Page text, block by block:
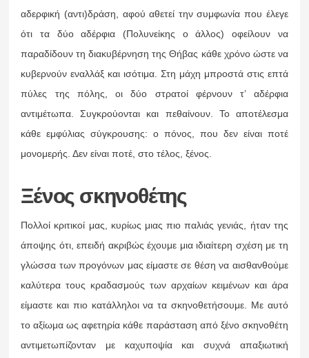
αδερφική (αντι)δράση, αφού αθετεί την συμφωνία που έλεγε
ότι τα δύο αδέρφια (Πολυνείκης ο άλλος) οφείλουν να
παραδίδουν τη διακυβέρνηση της Θήβας κάθε χρόνο ώστε να
κυβερνούν εναλλάξ και ισότιμα. Στη μάχη μπροστά στις επτά
πύλες της πόλης, οι δύο στρατοί φέρνουν τ’ αδέρφια
αντιμέτωπα. Συγκρούονται και πεθαίνουν. Το αποτέλεσμα
κάθε εμφύλιας σύγκρουσης: ο πόνος, που δεν είναι ποτέ
μονομερής. Δεν είναι ποτέ, στο τέλος, ξένος.
Ξένος σκηνοθέτης
Πολλοί κριτικοί μας, κυρίως μιας πιο παλιάς γενιάς, ήταν της
άποψης ότι, επειδή ακριβώς έχουμε μια ιδιαίτερη σχέση με τη
γλώσσα των προγόνων μας είμαστε σε θέση να αισθανθούμε
καλύτερα τους κραδασμούς των αρχαίων κειμένων και άρα
είμαστε και πιο κατάλληλοι να τα σκηνοθετήσουμε. Με αυτό
το αξίωμα ως αφετηρία κάθε παράσταση από ξένο σκηνοθέτη
αντιμετωπίζονταν με καχυποψία και συχνά απαξιωτική